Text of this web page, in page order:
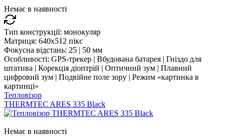
Немає в наявності
Тип конструкції: монокуляр
Матриця: 640x512 пікс
Фокусна відстань: 25 | 50 мм
Особливості: GPS-трекер | Вбудована батарея | Гніздо для
штатива | Корекція діоптрій | Оптичний зум | Плавний
цифровий зум | Подвійне поле зору | Режим «картинка в
картинці»
Тепловізор
THERMTEC ARES 335 Black
Немає в наявності